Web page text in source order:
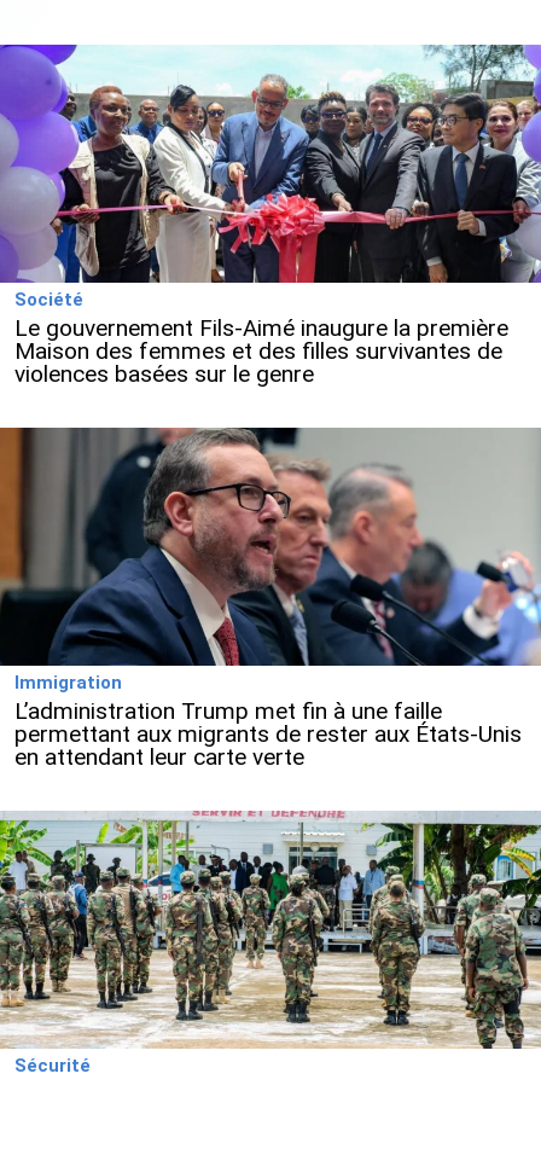
Société
Le gouvernement Fils-Aimé inaugure la première
Maison des femmes et des filles survivantes de
violences basées sur le genre
Immigration
L’administration Trump met fin à une faille
permettant aux migrants de rester aux États-Unis
en attendant leur carte verte
Sécurité